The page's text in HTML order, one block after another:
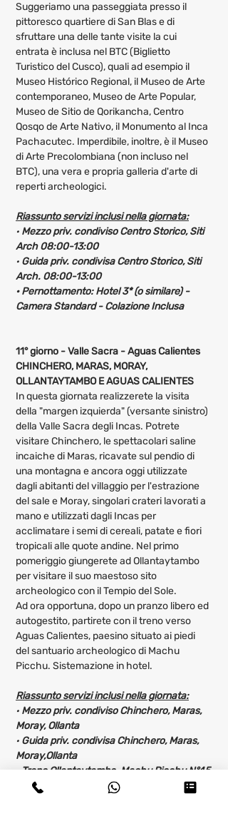
Suggeriamo una passeggiata presso il
pittoresco quartiere di San Blas e di
sfruttare una delle tante visite la cui
entrata è inclusa nel BTC (Biglietto
Turistico del Cusco), quali ad esempio il
Museo Histórico Regional, il Museo de Arte
contemporaneo, Museo de Arte Popular,
Museo de Sitio de Qorikancha, Centro
Qosqo de Arte Nativo, il Monumento al Inca
Pachacutec. Imperdibile, inoltre, è il Museo
di Arte Precolombiana (non incluso nel
BTC), una vera e propria galleria d'arte di
reperti archeologici.
Riassunto servizi inclusi nella giornata:
· Mezzo priv. condiviso Centro Storico, Siti
Arch 08:00-13:00
· Guida priv. condivisa Centro Storico, Siti
Arch. 08:00-13:00
· Pernottamento: Hotel 3* (o similare) -
Camera Standard - Colazione Inclusa
11° giorno - Valle Sacra - Aguas Calientes
CHINCHERO, MARAS, MORAY,
OLLANTAYTAMBO E AGUAS CALIENTES
In questa giornata realizzerete la visita
della "margen izquierda" (versante sinistro)
della Valle Sacra degli Incas. Potrete
visitare Chinchero, le spettacolari saline
incaiche di Maras, ricavate sul pendio di
una montagna e ancora oggi utilizzate
dagli abitanti del villaggio per l'estrazione
del sale e Moray, singolari crateri lavorati a
mano e utilizzati dagli Incas per
acclimatare i semi di cereali, patate e fiori
tropicali alle quote andine. Nel primo
pomeriggio giungerete ad Ollantaytambo
per visitare il suo maestoso sito
archeologico con il Tempio del Sole.
Ad ora opportuna, dopo un pranzo libero ed
autogestito, partirete con il treno verso
Aguas Calientes, paesino situato ai piedi
del santuario archeologico di Machu
Picchu. Sistemazione in hotel.
Riassunto servizi inclusi nella giornata:
· Mezzo priv. condiviso Chinchero, Maras,
Moray, Ollanta
· Guida priv. condivisa Chinchero, Maras,
Moray,Ollanta
Treno Ollantaytambo-Machu Picchu N°45
16:36 - 18:09 (o similare)